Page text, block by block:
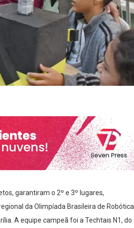
garantiram o 2º e 3º lugares,
da Olimpíada Brasileira de Robótica
A equipe campeã foi a Techtais N1, do